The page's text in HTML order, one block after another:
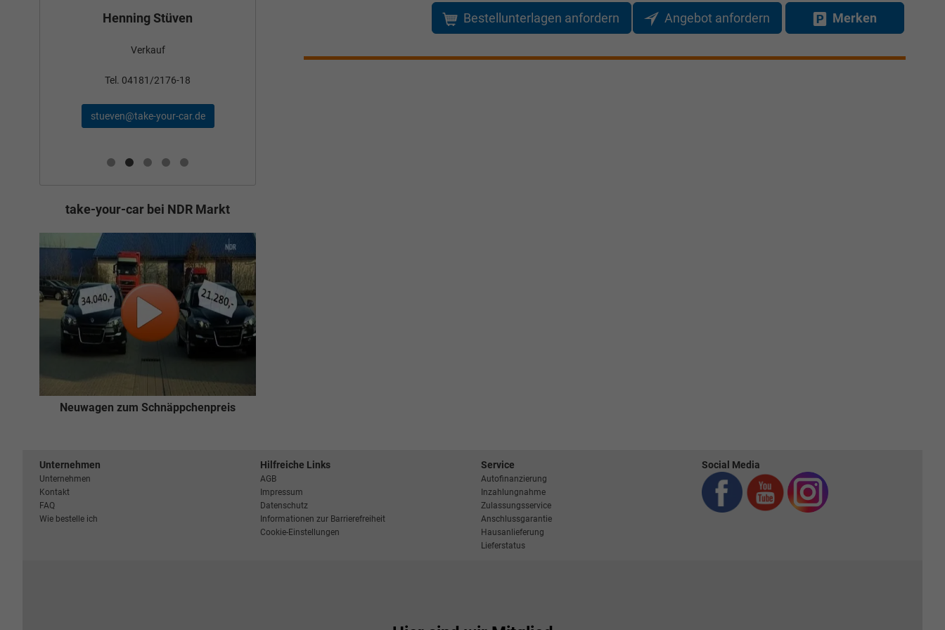
Bestellunterlagen anfordern Angebot anfordern Merken
Henning Stüven
Verkauf
Tel. 04181/2176-18
stueven@take-your-car.de
Tom Wollschläger
Elvedin Calakovic
Verkauf
take-your-car bei NDR Markt
Neuwagen zum Schnäppchenpreis
Unternehmen
Unternehmen
Kontakt
FAQ
Wie bestelle ich
Hilfreiche Links
AGB
Impressum
Datenschutz
Informationen zur Barrierefreiheit
Cookie-Einstellungen
Service
Autofinanzierung
Inzahlungnahme
Zulassungsservice
Anschlussgarantie
Hausanlieferung
Lieferstatus
Social Media